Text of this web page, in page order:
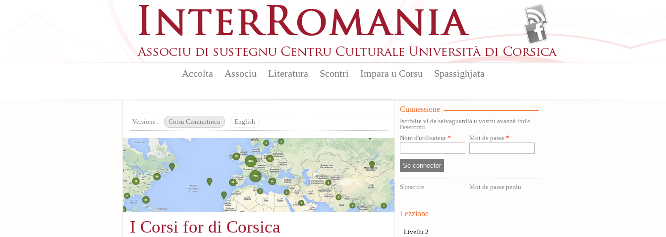
Accolta Associu Literatura Scontri Impara u Corsu Spassighjata
Versione : Corsu Cismuntincu English
I Corsi for di Corsica
Cunnessione
Iscrivite vi da salvaguardià u vostru avanzà ind'è
l'esercizii.
Nom d'utilisateur* Mot de passe *
S'inscrire Mot de passe perdu
Lezzione
Livellu 2